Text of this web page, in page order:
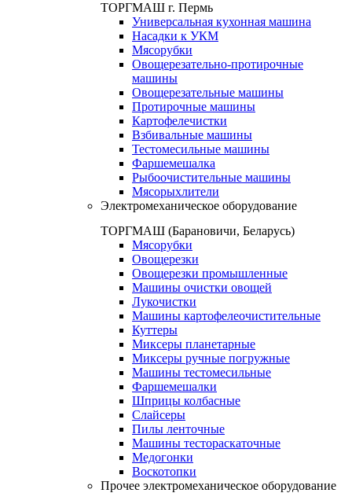
ТОРГМАШ г. Пермь
Универсальная кухонная машина
Насадки к УКМ
Мясорубки
Овощерезательно-протирочные
машины
Овощерезательные машины
Протирочные машины
Картофелечистки
Взбивальные машины
Тестомесильные машины
Фаршемешалка
Рыбоочистительные машины
Мясорыхлители
Электромеханическое оборудование
ТОРГМАШ (Барановичи, Беларусь)
Мясорубки
Овощерезки
Овощерезки промышленные
Машины очистки овощей
Лукочистки
Машины картофелеочистительные
Куттеры
Миксеры планетарные
Миксеры ручные погружные
Машины тестомесильные
Фаршемешалки
Шприцы колбасные
Слайсеры
Пилы ленточные
Машины тестораскаточные
Медогонки
Воскотопки
Прочее электромеханическое оборудование